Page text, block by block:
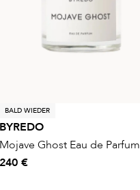
BALD WIEDER
BYREDO
Mojave Ghost Eau de Parfum
240 €